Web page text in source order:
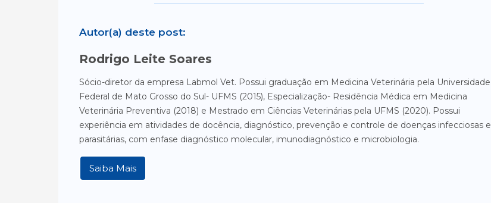
Autor(a) deste post:
Rodrigo Leite Soares
Sócio-diretor da empresa Labmol Vet. Possui graduação em Medicina Veterinária pela Universidade
Federal de Mato Grosso do Sul- UFMS (2015), Especialização- Residência Médica em Medicina
Veterinária Preventiva (2018) e Mestrado em Ciências Veterinárias pela UFMS (2020). Possui
experiência em atividades de docência, diagnóstico, prevenção e controle de doenças infecciosas e
parasitárias, com enfase diagnóstico molecular, imunodiagnóstico e microbiologia.
Saiba Mais